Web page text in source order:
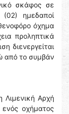
σκάφος σε
ημεδαποί
όχημα
προληπτικά
διενεργείται
από το συμβάν
Λιμενική Αρχή
ενός οχήματος